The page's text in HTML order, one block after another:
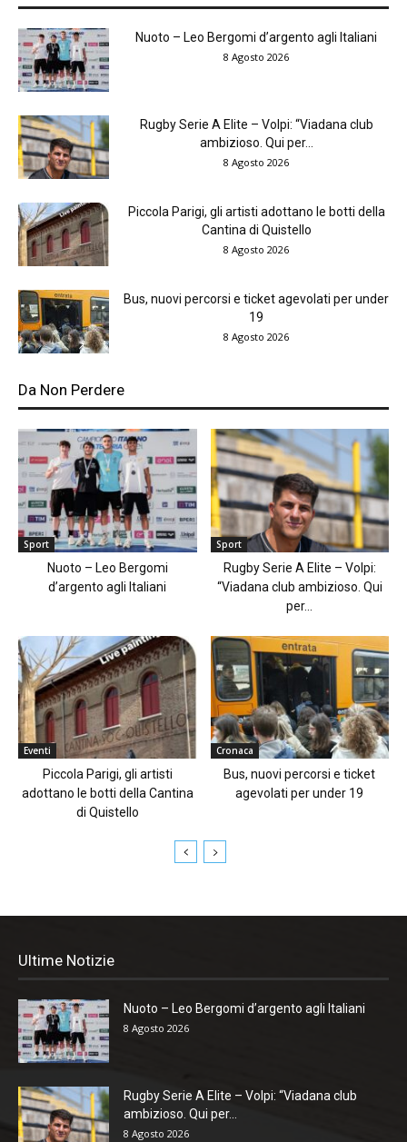
Nuoto – Leo Bergomi d’argento agli Italiani
8 Agosto 2026
Rugby Serie A Elite – Volpi: “Viadana club
ambizioso. Qui per...
8 Agosto 2026
Piccola Parigi, gli artisti adottano le botti della
Cantina di Quistello
8 Agosto 2026
Bus, nuovi percorsi e ticket agevolati per under
19
8 Agosto 2026
Da Non Perdere
Sport
Nuoto – Leo Bergomi
d’argento agli Italiani
Sport
Rugby Serie A Elite – Volpi:
“Viadana club ambizioso. Qui
per...
Eventi
Piccola Parigi, gli artisti
adottano le botti della Cantina
di Quistello
Cronaca
Bus, nuovi percorsi e ticket
agevolati per under 19
Ultime Notizie
Nuoto – Leo Bergomi d’argento agli Italiani
8 Agosto 2026
Rugby Serie A Elite – Volpi: “Viadana club
ambizioso. Qui per...
8 Agosto 2026